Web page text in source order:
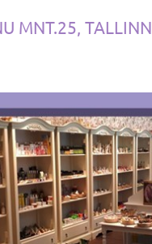
MNT.25, TALLINN